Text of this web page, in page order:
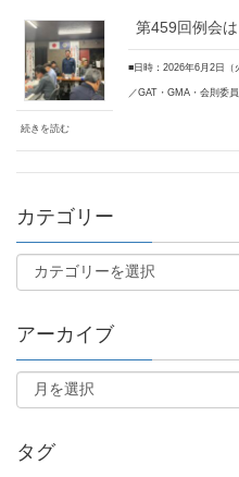
第459回例会
■日時：2026年6月2日（
／GAT・GMA・会則委
続きを読む
カテゴリー
アーカイブ
タグ